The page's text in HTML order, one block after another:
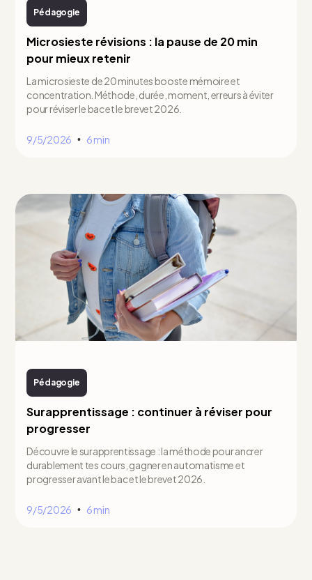
Pédagogie
Microsieste révisions : la pause de 20 min
pour mieux retenir
La microsieste de 20 minutes booste mémoire et
concentration. Méthode, durée, moment, erreurs à éviter
pour réviser le bac et le brevet 2026.
9/5/2026 • 6 min
Pédagogie
Surapprentissage : continuer à réviser pour
progresser
Découvre le surapprentissage : la méthode pour ancrer
durablement tes cours, gagner en automatisme et
progresser avant le bac et le brevet 2026.
9/5/2026 • 6 min